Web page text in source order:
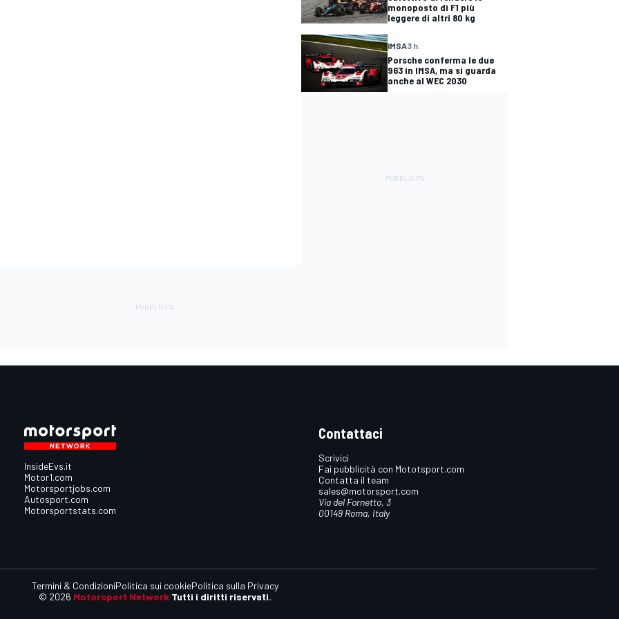
monoposto di F1 più
leggere di altri 80 kg
IMSA3 h
Porsche conferma le due
963 in IMSA, ma si guarda
anche al WEC 2030
InsideEvs.it
Motor1.com
Motorsportjobs.com
Autosport.com
Motorsportstats.com
Contattaci
Scrivici
Fai pubblicità con Mototsport.com
Contatta il team
sales@motorsport.com
Via del Fornetto, 3
00149 Roma, Italy
© 2026 Motorsport Network Tutti i diritti riservati.
Termini & CondizioniPolitica sui cookiePolitica sulla Privacy